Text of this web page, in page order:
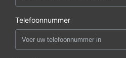
Telefoonnummer